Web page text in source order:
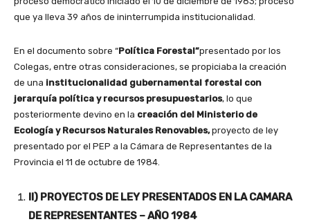
que ya lleva 39 años de ininterrumpida institucionalidad.
En el documento sobre “Política Forestal”presentado por los
Colegas, entre otras consideraciones, se propiciaba la creación
de una institucionalidad gubernamental forestal con
jerarquía política y recursos presupuestarios, lo que
posteriormente devino en la creación del Ministerio de
Ecología y Recursos Naturales Renovables,proyecto de ley
presentado por el PEP a la Cámara de Representantes de la
Provincia el 11 de octubre de 1984.
II) PROYECTOS DE LEY PRESENTADOS EN LA CAMARA
DE REPRESENTANTES – AÑO 1984